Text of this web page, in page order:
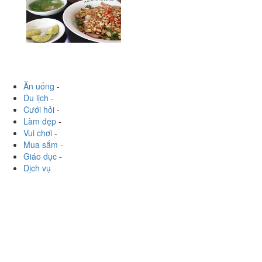
Ăn uống -
Du lịch -
Cưới hỏi -
Làm đẹp -
Vui chơi -
Mua sắm -
Giáo dục -
Dịch vụ